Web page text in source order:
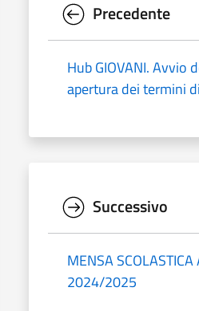
Precedente
Hub GIOVANI. Avvio
apertura dei termini
Successivo
MENSA SCOLASTICA
2024/2025